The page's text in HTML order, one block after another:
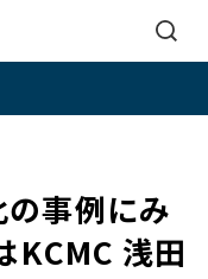
事例にみ
浅田